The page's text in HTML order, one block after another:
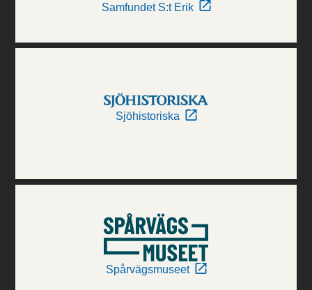
Samfundet S:t Erik
Sjöhistoriska
Spårvägsmuseet